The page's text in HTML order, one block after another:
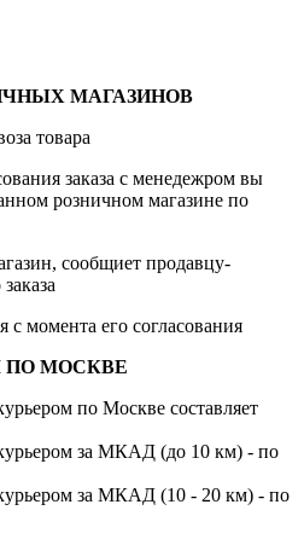
МАГАЗИНОВ
товара
заказа с менедежром вы
розничном магазине по
сообщиет продавцу-
с момента его согласования
ПО МОСКВЕ
по Москве составляет
за МКАД (до 10 км) - по
за МКАД (10 - 20 км) - по